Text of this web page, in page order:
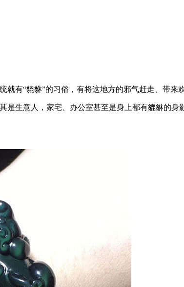
有“貔貅”的习俗，有将这地方的邪气赶走、带来
生意人，家宅、办公室甚至是身上都有貔貅的